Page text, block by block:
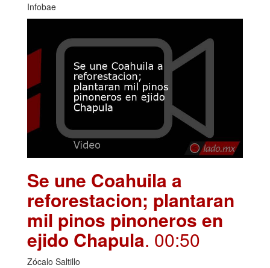
Infobae
Se une Coahuila a
reforestacion; plantaran
mil pinos pinoneros en
ejido Chapula. 00:50
Zócalo Saltillo